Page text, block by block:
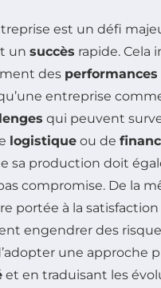
est un défi
un succès rapide. Cela
des
entreprise
qui peuvent
logistique ou de
sa production doit
compromise. De la
portée à la satisfaction
engendrer des
une approche
et en traduisant les